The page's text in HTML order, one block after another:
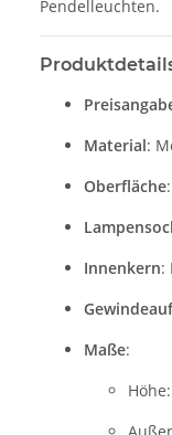
Pendelleuchten.
Material:
Oberfläche
Innenkern:
Maße: